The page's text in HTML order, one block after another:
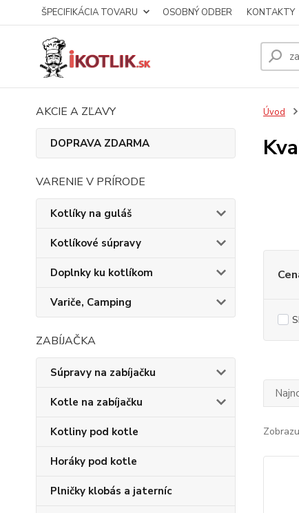
ŠPECIFIKÁCIA TOVARU OSOBNÝ ODBER KONTAKTY
AKCIE A ZĽAVY
DOPRAVA ZDARMA
VARENIE V PRÍRODE
Kotlíky na guláš
Kotlíkové súpravy
Doplnky ku kotlíkom
Variče, Camping
ZABÍJAČKA
Súpravy na zabíjačku
Kotle na zabíjačku
Kotliny pod kotle
Horáky pod kotle
Plničky klobás a jaterníc
Úvod